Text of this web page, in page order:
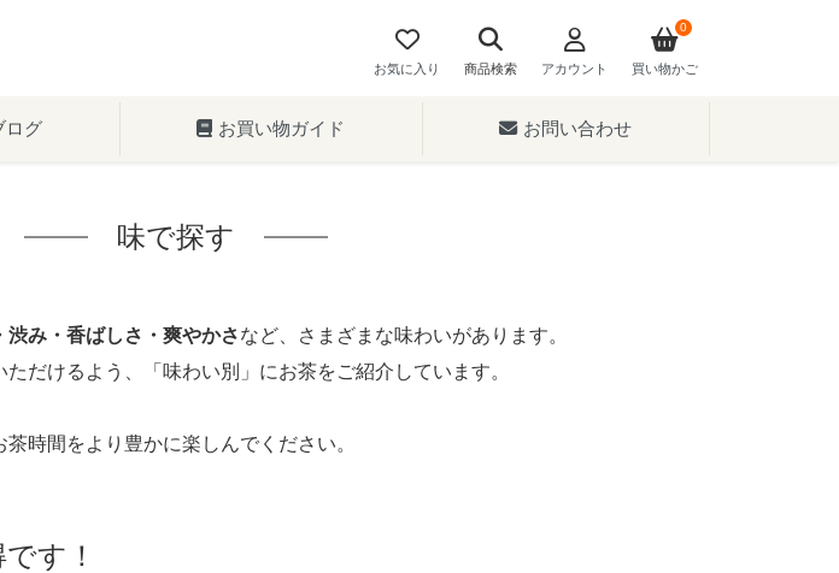
お気に入り 商品検索 アカウント 買い物かご
0
ログ お買い物ガイド お問い合わせ
味で探す
渋み・香ばしさ・爽やかさなど、さまざまな味わいがあります。
だけるよう、「味わい別」にお茶をご紹介しています。
時間をより豊かに楽しんでください。
す！